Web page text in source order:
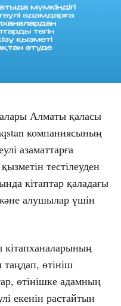
Алматы қаласы
компаниясының
азаматтарға
тестілеуден
кітаптар қаладағы
және алушылар үшін
таңдап, өтініш
өтінішке адамның
екенін растайтын